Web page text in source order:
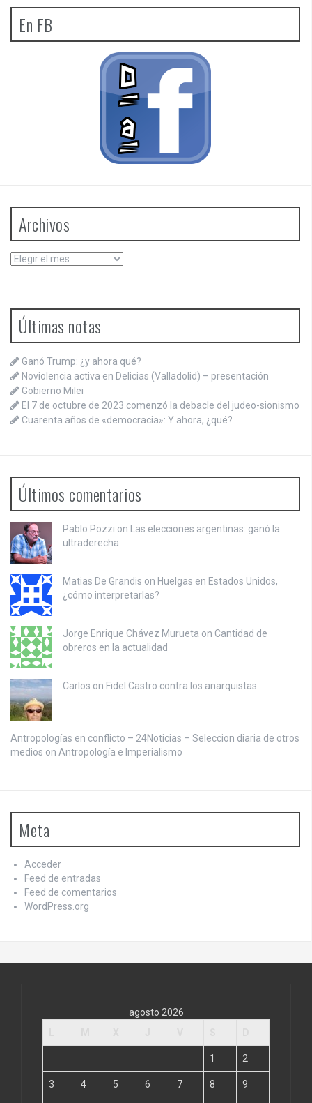
En FB
Archivos
Archivos
Últimas notas
Ganó Trump: ¿y ahora qué?
Noviolencia activa en Delicias (Valladolid) – presentación
Gobierno Milei
El 7 de octubre de 2023 comenzó la debacle del judeo-sionismo
Cuarenta años de «democracia»: Y ahora, ¿qué?
Últimos comentarios
Pablo Pozzi on Las elecciones argentinas: ganó la
ultraderecha
Matias De Grandis on Huelgas en Estados Unidos,
¿cómo interpretarlas?
Jorge Enrique Chávez Murueta on Cantidad de
obreros en la actualidad
Carlos on Fidel Castro contra los anarquistas
Antropologías en conflicto – 24Noticias – Seleccion diaria de otros
medios on Antropología e Imperialismo
Meta
Acceder
Feed de entradas
Feed de comentarios
WordPress.org
agosto 2026
1 2
3 4 5 6 7 8 9